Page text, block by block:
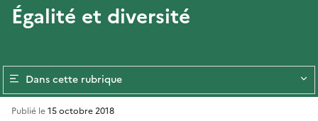
Égalité et diversité
Dans cette rubrique
Publié le15 octobre 2018